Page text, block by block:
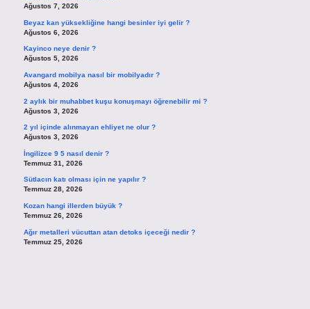
Ağustos 7, 2026
Beyaz kan yüksekliğine hangi besinler iyi gelir ?
Ağustos 6, 2026
Kayinco neye denir ?
Ağustos 5, 2026
Avangard mobilya nasıl bir mobilyadır ?
Ağustos 4, 2026
2 aylık bir muhabbet kuşu konuşmayı öğrenebilir mi ?
Ağustos 3, 2026
2 yıl içinde alınmayan ehliyet ne olur ?
Ağustos 3, 2026
İngilizce 9 5 nasıl denir ?
Temmuz 31, 2026
Sütlacın katı olması için ne yapılır ?
Temmuz 28, 2026
Kozan hangi illerden büyük ?
Temmuz 26, 2026
Ağır metalleri vücuttan atan detoks içeceği nedir ?
Temmuz 25, 2026